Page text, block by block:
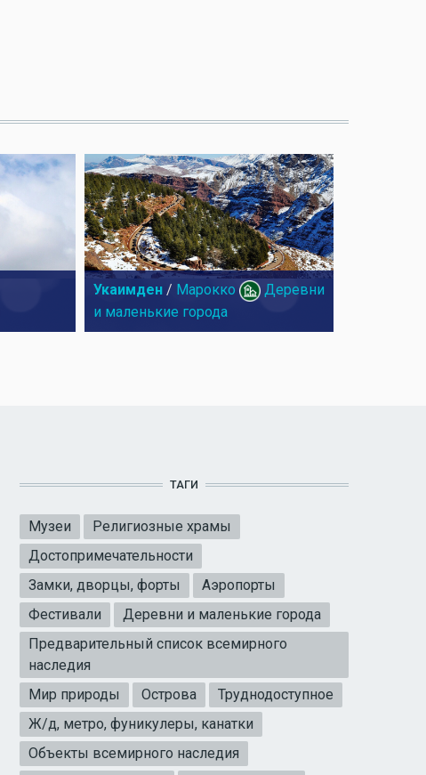
Укаимден / Марокко
Деревни
и маленькие города
ТАГИ
Музеи
Религиозные храмы
Достопримечательности
Замки, дворцы, форты
Аэропорты
Фестивали
Деревни и маленькие города
Предварительный список всемирного
наследия
Мир природы
Острова
Труднодоступное
Ж/д, метро, фуникулеры, канатки
Объекты всемирного наследия